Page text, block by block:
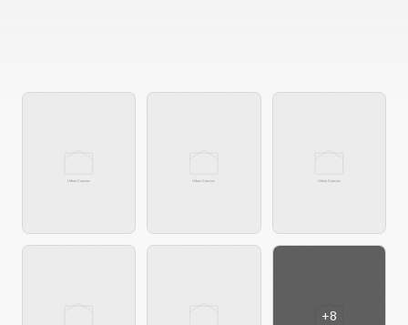
+8